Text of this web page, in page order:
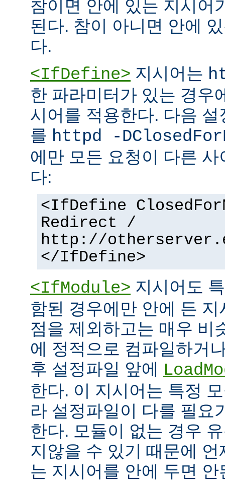
참이면 안에 있는 지시어
된다. 참이 아니면 안에
다.
<IfDefine> 지시어는
한 파라미터가 있는 경우
시어를 적용한다. 다음
를 httpd -
에만 모든 요청이 다른
다:
<IfDefine
Redirect /
http://
</IfDefine>
<IfModule> 지시어도
함된 경우에만 안에 든
점을 제외하고는 매우 비
에 정적으로 컴파일하거
후 설정파일 앞에
한다. 이 지시어는 특정
라 설정파일이 다를 필요
한다. 모듈이 없는 경우
지않을 수 있기 때문에
는 지시어를 안에 두면 안